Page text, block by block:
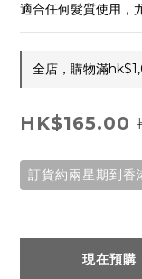
適合任何髮質使用，
全店，購物滿
HK$165.00
訂貨約兩星期到香
現在預購